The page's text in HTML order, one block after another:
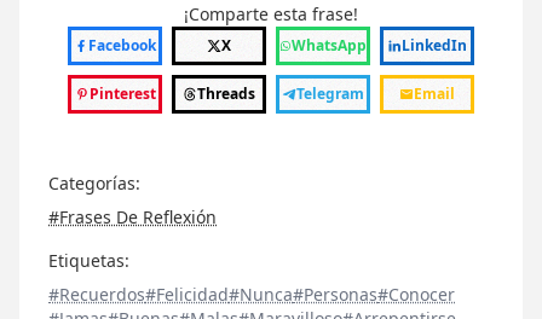
¡Comparte esta frase!
Facebook X WhatsApp LinkedIn
Pinterest Threads Telegram Email
Categorías:
#Frases De Reflexión
Etiquetas:
#Recuerdos#Felicidad#Nunca#Personas#Conocer